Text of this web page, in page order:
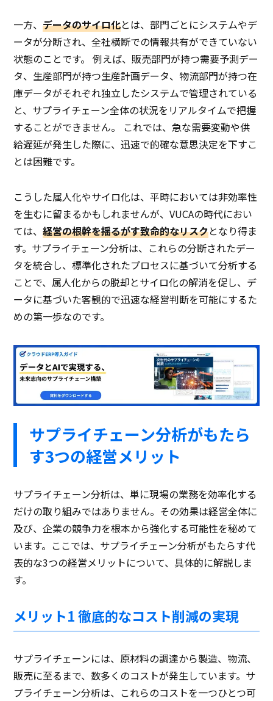
一方、データのサイロ化とは、部門ごとにシステムやデ
ータが分断され、全社横断での情報共有ができていない
状態のことです。 例えば、販売部門が持つ需要予測デー
タ、生産部門が持つ生産計画データ、物流部門が持つ在
庫データがそれぞれ独立したシステムで管理されている
と、サプライチェーン全体の状況をリアルタイムで把握
することができません。 これでは、急な需要変動や供
給遅延が発生した際に、迅速で的確な意思決定を下すこ
とは困難です。
こうした属人化やサイロ化は、平時においては非効率性
を生むに留まるかもしれませんが、VUCAの時代におい
ては、経営の根幹を揺るがす致命的なリスクとなり得ま
す。サプライチェーン分析は、これらの分断されたデー
タを統合し、標準化されたプロセスに基づいて分析する
ことで、属人化からの脱却とサイロ化の解消を促し、デ
ータに基づいた客観的で迅速な経営判断を可能にするた
めの第一歩なのです。
サプライチェーン分析がもたら
す3つの経営メリット
サプライチェーン分析は、単に現場の業務を効率化する
だけの取り組みではありません。その効果は経営全体に
及び、企業の競争力を根本から強化する可能性を秘めて
います。ここでは、サプライチェーン分析がもたらす代
表的な3つの経営メリットについて、具体的に解説しま
す。
メリット1 徹底的なコスト削減の実現
サプライチェーンには、原材料の調達から製造、物流、
販売に至るまで、数多くのコストが発生しています。サ
プライチェーン分析は、これらのコストを一つひとつ可